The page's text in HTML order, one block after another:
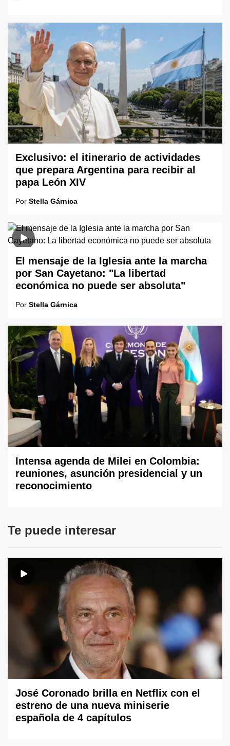
Exclusivo: el itinerario de actividades
que prepara Argentina para recibir al
papa León XIV
Por Stella Gárnica
El mensaje de la Iglesia ante la marcha
por San Cayetano: "La libertad
económica no puede ser absoluta"
Por Stella Gárnica
Intensa agenda de Milei en Colombia:
reuniones, asunción presidencial y un
reconocimiento
Te puede interesar
José Coronado brilla en Netflix con el
estreno de una nueva miniserie
española de 4 capítulos